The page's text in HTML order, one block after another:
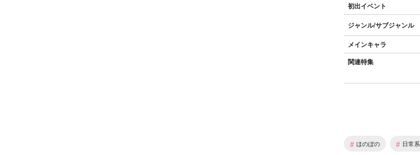
初出イベント
ジャンル/サブジャンル
メインキャラ
関連特集
# ほのぼの # 日常系